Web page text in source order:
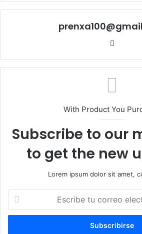
With Product You
Subscribe to our
to get the new
Lorem ipsum dolor sit amet,
correo